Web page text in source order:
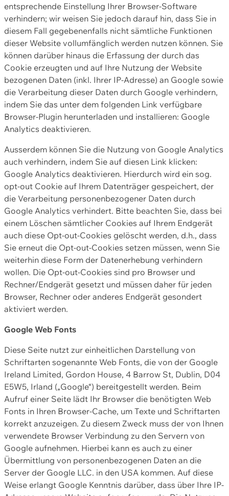
entsprechende Einstellung Ihrer Browser-Software
verhindern; wir weisen Sie jedoch darauf hin, dass Sie in
diesem Fall gegebenenfalls nicht sämtliche Funktionen
dieser Website vollumfänglich werden nutzen können. Sie
können darüber hinaus die Erfassung der durch das
Cookie erzeugten und auf Ihre Nutzung der Website
bezogenen Daten (inkl. Ihrer IP-Adresse) an Google sowie
die Verarbeitung dieser Daten durch Google verhindern,
indem Sie das unter dem folgenden Link verfügbare
Browser-Plugin herunterladen und installieren: Google
Analytics deaktivieren.
Ausserdem können Sie die Nutzung von Google Analytics
auch verhindern, indem Sie auf diesen Link klicken:
Google Analytics deaktivieren. Hierdurch wird ein sog.
opt-out Cookie auf Ihrem Datenträger gespeichert, der
die Verarbeitung personenbezogener Daten durch
Google Analytics verhindert. Bitte beachten Sie, dass bei
einem Löschen sämtlicher Cookies auf Ihrem Endgerät
auch diese Opt-out-Cookies gelöscht werden, d.h., dass
Sie erneut die Opt-out-Cookies setzen müssen, wenn Sie
weiterhin diese Form der Datenerhebung verhindern
wollen. Die Opt-out-Cookies sind pro Browser und
Rechner/Endgerät gesetzt und müssen daher für jeden
Browser, Rechner oder anderes Endgerät gesondert
aktiviert werden.
Google Web Fonts
Diese Seite nutzt zur einheitlichen Darstellung von
Schriftarten sogenannte Web Fonts, die von der Google
Ireland Limited, Gordon House, 4 Barrow St, Dublin, D04
E5W5, Irland („Google“) bereitgestellt werden. Beim
Aufruf einer Seite lädt Ihr Browser die benötigten Web
Fonts in Ihren Browser-Cache, um Texte und Schriftarten
korrekt anzuzeigen. Zu diesem Zweck muss der von Ihnen
verwendete Browser Verbindung zu den Servern von
Google aufnehmen. Hierbei kann es auch zu einer
Übermittlung von personenbezogenen Daten an die
Server der Google LLC. in den USA kommen. Auf diese
Weise erlangt Google Kenntnis darüber, dass über Ihre IP-